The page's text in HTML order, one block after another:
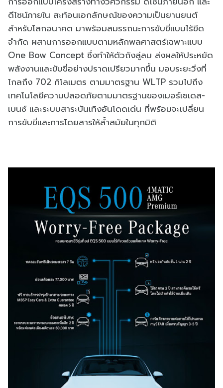
ดีไซน์ภายใน สะท้อนเอกลักษณ์ของความเป็นยานยนต์
สำหรับโลกอนาคต มาพร้อมสมรรถนะการขับขี่แบบไร้ขีด
จำกัด ผสานการออกแบบตามหลักพลศาสตร์​เฉพาะแบบ
One Bow Concept ซึ่งทำให้ตัวถังลู่ลม ส่งผลให้ประหยัด
พลังงานและขับขี่อย่างปราดเปรียวมากขึ้น มอบระยะวิ่งที่
ไกลถึง 702 กิโลเมตร ตามมาตรฐาน WLTP รวมไปถึง
เทคโนโลยีความปลอดภัยตามมาตรฐานของเมอร์เซเดส-
เบนซ์ และระบบสาระบันเทิงอันโดดเด่น ที่พร้อมจะเปลี่ยน
การขับขี่และการโดยสารให้ล้ำสมัยในทุกมิติ